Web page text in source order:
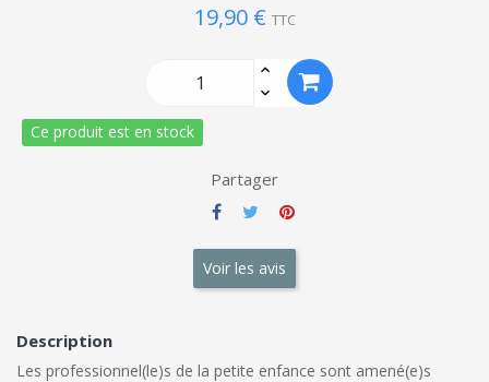
19,90 € TTC
Ce produit est en stock
Partager
Voir les avis
Description
Les professionnel(le)s de la petite enfance sont amené(e)s